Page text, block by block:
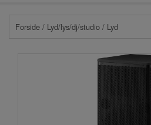
Forside / Lyd/lys/dj/studio / Lyd